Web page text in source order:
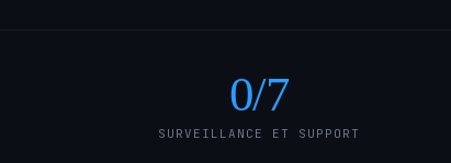
0/7
SURVEILLANCE ET SUPPORT